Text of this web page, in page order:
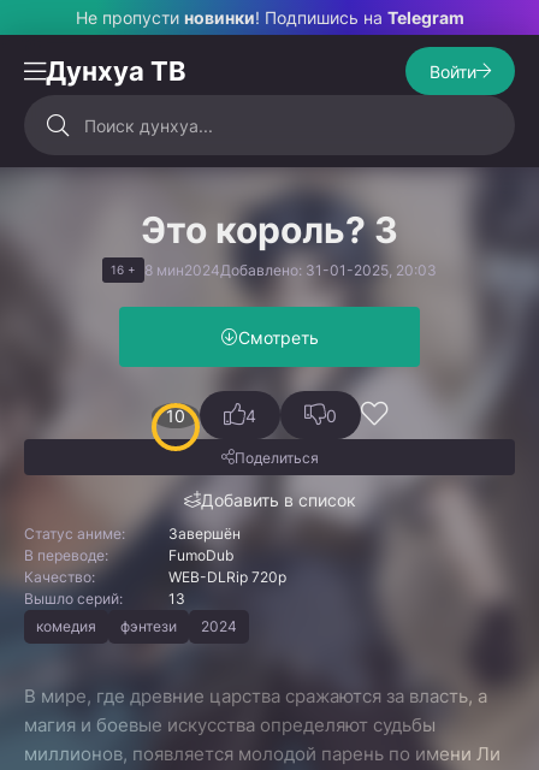
Не пропусти новинки! Подпишись на Telegram
Дунхуа ТВ Войти
Это король? 3
16 + 8 мин2024Добавлено: 31-01-2025, 20:03
Смотреть
10
Добавить в список
4 0
Поделиться
Статус аниме:
Завершён
В переводе:
FumoDub
Качество:
WEB-DLRip 720p
Вышло серий:
13
комедия
фэнтези 2024
В мире, где древние царства сражаются за власть, а
магия и боевые искусства определяют судьбы
миллионов, появляется молодой парень по имени Ли